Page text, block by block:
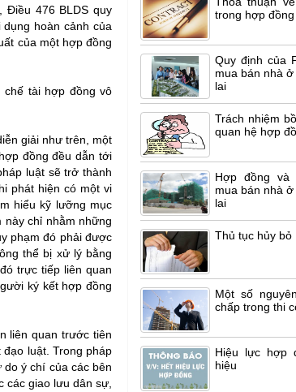
trong hợp
Quy định của
mua bán nhà
lai
Trách nhiệm
quan hệ hợp
Hợp đồng và
mua bán nhà
lai
Thủ tục hủy
Một số
chấp trong thi
Hiệu lực hợp
hiệu
Điều 476 BLDS quy
hoàn cảnh của
của một hợp đồng
tài hợp đồng vô
giải như trên, một
đồng đều dẫn tới
luật sẽ trở thành
phát hiện có một vi
hiểu kỹ lưỡng mục
này chỉ nhằm những
phạm đó phải được
thể bị xử lý bằng
trực tiếp liên quan
ký kết hợp đồng
liên quan trước tiên
luật. Trong pháp
ý chí của các bên
các giao lưu dân sự,